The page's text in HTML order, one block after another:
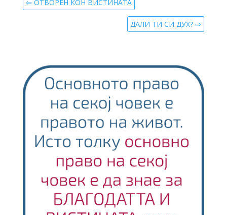
⇦ ОТВОРЕН КОН ВИСТИНАТА
ДАЛИ ТИ СИ ДУХ? ⇨